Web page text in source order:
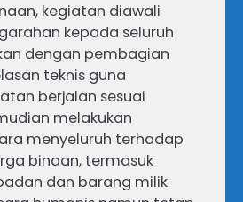
kegiatan diawali
kepada seluruh
dengan pembagian
teknis guna
berjalan sesuai
melakukan
menyeluruh terhadap
binaan, termasuk
dan barang milik